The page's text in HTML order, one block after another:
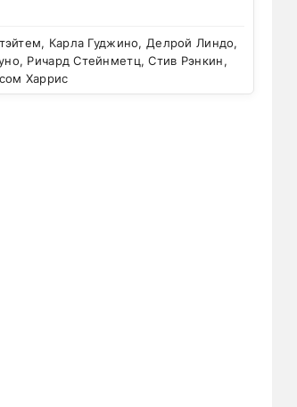
Карла Гуджино, Делрой Линдо,
Ричард Стейнметц, Стив Рэнкин,
Харрис